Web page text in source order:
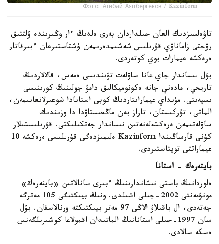
Фото: Агибай Аяпбергенов / Kazinform
تاۋەلسىزدىك العان جىلداردان بەرى ەلدىڭ ءار وڭىرىندە ۇلتتىق
رۋحتى زاماناۋي قۇرىلىس شەشىمدەرىمەن ۇشتاستىرعان ءبىرقاتار
ەرەكشە عيمارات بوي كوتەردى.
بۇل نىساندار جاي عانا ساۋلەت تۋىندىسى ەمەس، قالالاردىڭ
تاريحي، مادەني جانە ەكونوميكالىق دامۋ جولىنىڭ كورىنىسى
ىسپەتتى. مۇنداي عيماراتتاردىڭ كوبى استانادا شوعىرلانعانىمەن،
الماتى، تۇركىستان، تاراز بەن ماڭعىستاۋدا دا وزىندىك
ساۋلەتىمەن ەرەكشەلەنەتىن نىساندار جەتكىلىكتى. قۇرىلىسشىلار
كۇنى قارساڭىندا Kazinform ەلىمىزدەگى قۇرىلىسى ەرەكشە 10
عيماراتتى توپتاستىردى.
بايتەرەك - استانا
ەلوردانىڭ باستى نىشاندارىنىڭ ءبىرى سانالاتىن «بايتەرەك»
مونۋمەنتى 2002-جىلى اشىلدى. ونىڭ بيىكتىگى 105 مەترگە
جەتەدى، ال باقىلاۋ الاڭى 97 مەتر بيىكتىكتە ورنالاسقان. بۇل
سان 1997-جىلى استانانىڭ الماتىدان اقمولاعا كوشىرىلگەنىن
ەسكە سالادى.